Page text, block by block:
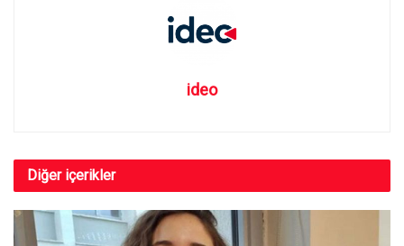
ideo
Diğer içerikler